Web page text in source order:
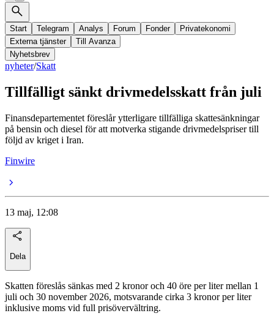
Start Telegram Analys Forum Fonder
Privatekonomi
Externa tjänster
Till Avanza
Nyhetsbrev
nyheter/Skatt
Tillfälligt sänkt drivmedelsskatt från juli
Finansdepartementet föreslår ytterligare tillfälliga skattesänkningar
på bensin och diesel för att motverka stigande drivmedelspriser till
följd av kriget i Iran.
Finwire
13 maj, 12:08
Dela
Skatten föreslås sänkas med 2 kronor och 40 öre per liter mellan 1
juli och 30 november 2026, motsvarande cirka 3 kronor per liter
inklusive moms vid full prisövervältring.